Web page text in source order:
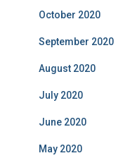
October 2020
September 2020
August 2020
July 2020
June 2020
May 2020